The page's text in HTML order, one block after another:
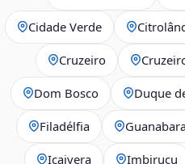
Cidade Verde
Cruzeiro
Dom Bosco Duque
Filadélfia Guanabara
Icaivera Imbiruçu